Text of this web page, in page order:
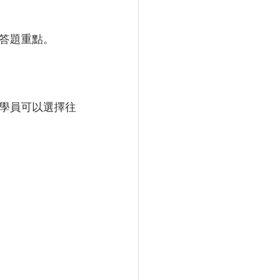
重點。
員可以選擇往